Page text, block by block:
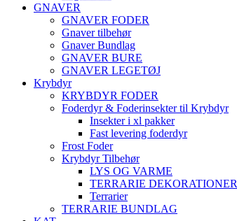
GNAVER
GNAVER FODER
Gnaver tilbehør
Gnaver Bundlag
GNAVER BURE
GNAVER LEGETØJ
Krybdyr
KRYBDYR FODER
Foderdyr & Foderinsekter til Krybdyr
Insekter i xl pakker
Fast levering foderdyr
Frost Foder
Krybdyr Tilbehør
LYS OG VARME
TERRARIE DEKORATIONER
Terrarier
TERRARIE BUNDLAG